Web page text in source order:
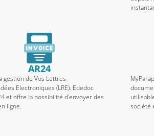
AR24
gestion de Vos Lettres
Electroniques (LRE). Ededoc
et offre la possibilité d'envoyer des
ligne.
société